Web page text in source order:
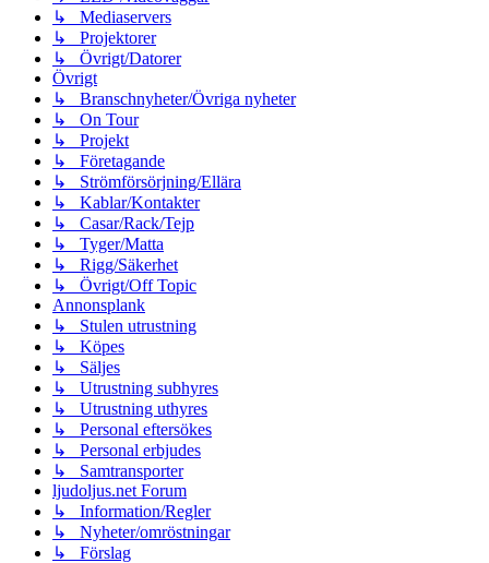
↳ Mediaservers
↳ Projektorer
↳ Övrigt/Datorer
Övrigt
↳ Branschnyheter/Övriga nyheter
↳ On Tour
↳ Projekt
↳ Företagande
↳ Strömförsörjning/Ellära
↳ Kablar/Kontakter
↳ Casar/Rack/Tejp
↳ Tyger/Matta
↳ Rigg/Säkerhet
↳ Övrigt/Off Topic
Annonsplank
↳ Stulen utrustning
↳ Köpes
↳ Säljes
↳ Utrustning subhyres
↳ Utrustning uthyres
↳ Personal eftersökes
↳ Personal erbjudes
↳ Samtransporter
ljudoljus.net Forum
↳ Information/Regler
↳ Nyheter/omröstningar
↳ Förslag